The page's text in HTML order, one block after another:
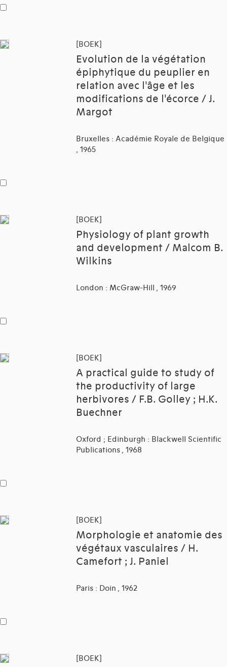
[BOEK]
Evolution de la végétation
épiphytique du peuplier en
relation avec l'âge et les
modifications de l'écorce / J.
Margot
Bruxelles : Académie Royale de Belgique
, 1965
[BOEK]
Physiology of plant growth
and development / Malcom B.
Wilkins
London : McGraw-Hill , 1969
[BOEK]
A practical guide to study of
the productivity of large
herbivores / F.B. Golley ; H.K.
Buechner
Oxford ; Edinburgh : Blackwell Scientific
Publications , 1968
[BOEK]
Morphologie et anatomie des
végétaux vasculaires / H.
Camefort ; J. Paniel
Paris : Doin , 1962
[BOEK]